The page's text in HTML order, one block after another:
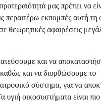
μας πρέπει να
περαιτέρω εκπομπές αυτή τη
θεωρητικές αφαιρέσεις
και να
και να διορθώσουμε το
σύστημα, για να
υγιή οικοσυστήματα είναι